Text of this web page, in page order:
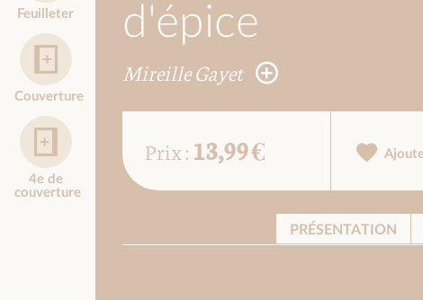
d'épice
Mireille Gayet
Feuilleter
Couverture
4e de
couverture
Prix : 13,99 €
PRÉSENTATION